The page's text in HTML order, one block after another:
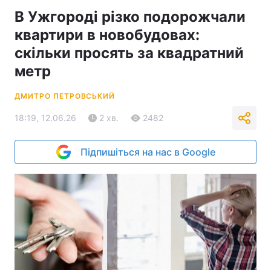
В Ужгороді різко подорожчали
квартири в новобудовах:
скільки просять за квадратний
метр
ДМИТРО ПЕТРОВСЬКИЙ
18:19, 12.06.26 2 хв. 2482
Підпишіться на нас в Google